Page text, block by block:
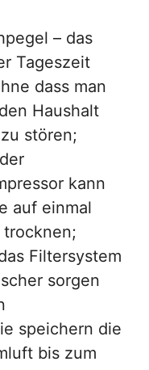
– das
Tageszeit
dass man
Haushalt
stören;
kann
auf einmal
Filtersystem
sorgen
speichern die
bis zum